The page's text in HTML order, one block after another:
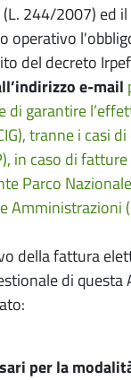
244/2007) ed
operativo
del decreto
e-mail
di garantire
tranne i casi
in caso di
Parco
Amministrazioni
della fattura
di
per la